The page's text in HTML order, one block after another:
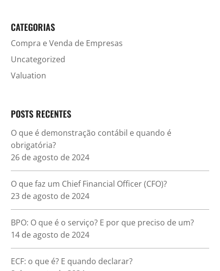
CATEGORIAS
Compra e Venda de Empresas
Uncategorized
Valuation
POSTS RECENTES
O que é demonstração contábil e quando é
obrigatória?
26 de agosto de 2024
O que faz um Chief Financial Officer (CFO)?
23 de agosto de 2024
BPO: O que é o serviço? E por que preciso de um?
14 de agosto de 2024
ECF: o que é? E quando declarar?